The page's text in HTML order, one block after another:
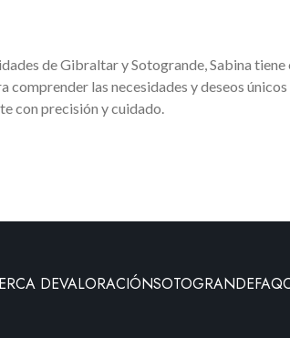
de Gibraltar y Sotogrande, Sabina
comprender las necesidades y deseos
con precisión y cuidado.
DEVALORACIÓNSOTOGRANDEFAQ